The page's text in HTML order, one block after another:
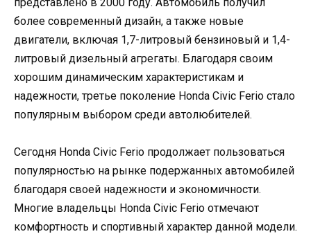
более современный дизайн, а также новые
двигатели, включая 1,7-литровый бензиновый и 1,4-
литровый дизельный агрегаты. Благодаря своим
хорошим динамическим характеристикам и
надежности, третье поколение Honda Civic Ferio стало
популярным выбором среди автолюбителей.
Сегодня Honda Civic Ferio продолжает пользоваться
популярностью на рынке подержанных автомобилей
благодаря своей надежности и экономичности.
Многие владельцы Honda Civic Ferio отмечают
комфортность и спортивный характер данной модели.